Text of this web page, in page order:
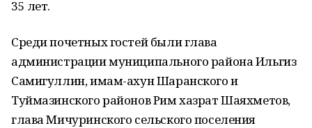
35 лет.
Среди почетных гостей были глава
администрации муниципального района Ильгиз
Самигуллин, имам-ахун Шаранского и
Туймазинского районов Рим хазрат Шаяхметов,
глава Мичуринского сельского поселения